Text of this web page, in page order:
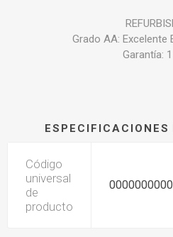
Grado AA: Excelente
Garantía:
ESPECIFICACIONES
Código
universal
de
producto